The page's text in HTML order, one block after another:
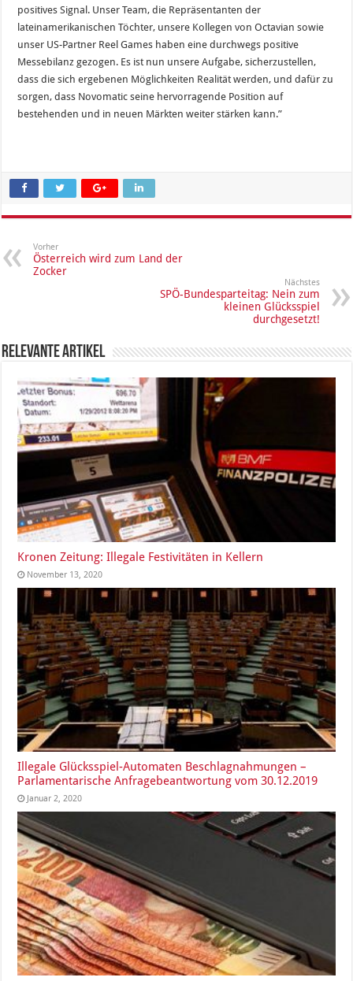
positives Signal. Unser Team, die Repräsentanten der
lateinamerikanischen Töchter, unsere Kollegen von Octavian sowie
unser US-Partner Reel Games haben eine durchwegs positive
Messebilanz gezogen. Es ist nun unsere Aufgabe, sicherzustellen,
dass die sich ergebenen Möglichkeiten Realität werden, und dafür zu
sorgen, dass Novomatic seine hervorragende Position auf
bestehenden und in neuen Märkten weiter stärken kann.”
Vorher
Österreich wird zum Land der
Zocker
Nächstes
SPÖ-Bundesparteitag: Nein zum
kleinen Glücksspiel
durchgesetzt!
Relevante Artikel
Kronen Zeitung: Illegale Festivitäten in Kellern
November 13, 2020
Illegale Glücksspiel-Automaten Beschlagnahmungen –
Parlamentarische Anfragebeantwortung vom 30.12.2019
Januar 2, 2020